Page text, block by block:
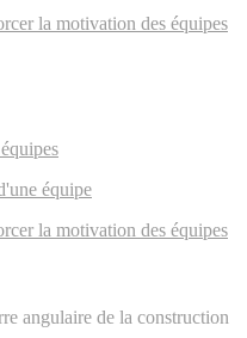
la motivation des équipes
équipe
la motivation des équipes
angulaire de la construction